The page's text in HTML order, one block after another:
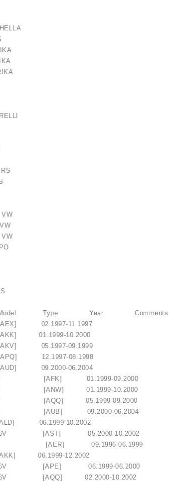
RS
RS
VW
VW
VW
Type Year Comments
02.1997-11.1997
01.1999-10.2000
05.1997-09.1999
12.1997-08.1998
09.2000-06.2004
16V [AFK] 01.1999-09.2000
16V [ANW] 01.1999-10.2000
16V [AQQ] 05.1999-09.2000
16V [AUB] 09.2000-06.2004
[ALD] 06.1999-10.2002
16V [AST] 05.2000-10.2002
1.0 i [AER] 09.1996-06.1999
[AKK] 06.1999-12.2002
16V [APE] 06.1999-06.2000
16V [AQQ] 02.2000-10.2002